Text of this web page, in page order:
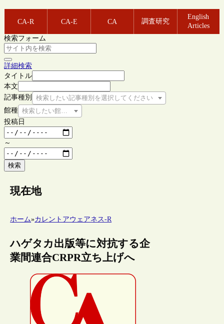
CA-R CA-E CA 調査研究
English
Articles
検索フォーム
詳細検索
タイトル
本文
記事種別
検索したい記事種別を選択してください
館種 検索したい館種を選択してください
投稿日
～
検索
現在地
ホーム»カレントアウェアネス-R
ハゲタカ出版等に対抗する企
業間連合CRPR立ち上げへ